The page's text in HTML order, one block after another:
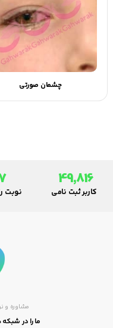
چشمان صورتی
49,816
کاربر ثبت نامی نوبت
مشاوره
ما را در